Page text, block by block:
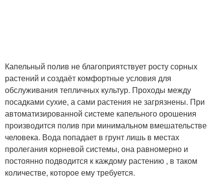
Капельный полив не благоприятствует росту сорных
растений и создаёт комфортные условия для
обслуживания тепличных культур. Проходы между
посадками сухие, а сами растения не загрязнены. При
автоматизированной системе капельного орошения
производится полив при минимальном вмешательстве
человека. Вода попадает в грунт лишь в местах
пролегания корневой системы, она равномерно и
постоянно подводится к каждому растению , в таком
количестве, которое ему требуется.